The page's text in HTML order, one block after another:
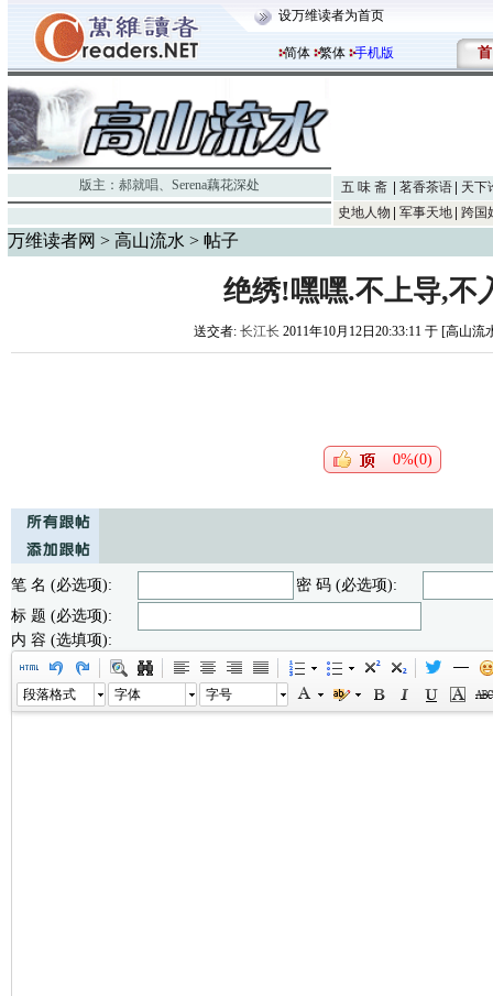
设万维读者为首页
简体 繁体 手机版 首
版主： 郝就唱、 Serena藕花深处 五 味 斋 茗香茶语
天下
史地人物
军事天地 跨国
万维读者网 > 高山流水 > 帖子
绝绣!嘿嘿.不上导,不
送交者: 长江长 2011年10月12日20:33:11 于 [高山流
0%(0)
笔 名 (必选项):
密 码 (必选项):
标 题 (必选项):
内 容 (选填项):
段落格式 字体 字号